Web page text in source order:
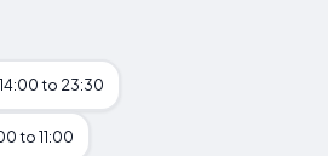
to 23:30
to 11:00